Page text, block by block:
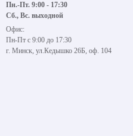
Пн.-Пт. 9:00 - 17:30
Сб., Вс. выходной
Офис:
Пн-Пт с 9:00 до 17:30
г. Минск, ул.Кедышко 26Б, оф. 104